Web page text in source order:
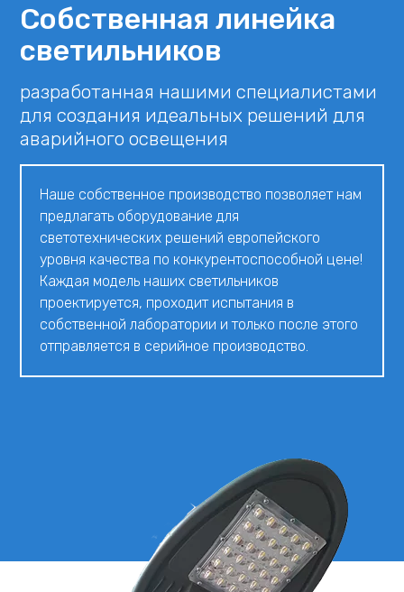
Собственная линейка
светильников
разработанная нашими специалистами
для создания идеальных решений для
аварийного освещения
Наше собственное производство позволяет нам
предлагать оборудование для
светотехнических решений европейского
уровня качества по конкурентоспособной цене!
Каждая модель наших светильников
проектируется, проходит испытания в
собственной лаборатории и только после этого
отправляется в серийное производство.